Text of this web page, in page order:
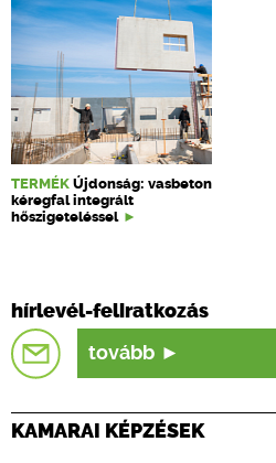
TERMÉK Újdonság: vasbeton
kéregfal integrált
hőszigeteléssel
hírlevél-feliratkozás
tovább
KAMARAI KÉPZÉSEK